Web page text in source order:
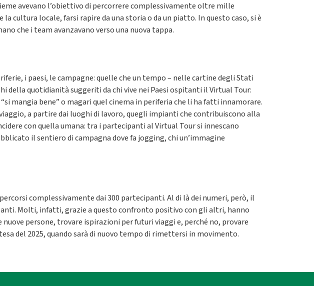
avevano l’obiettivo di percorrere complessivamente oltre mille
cultura locale, farsi rapire da una storia o da un piatto. In questo caso, si è
che i team avanzavano verso una nuova tappa.
i paesi, le campagne: quelle che un tempo – nelle cartine degli Stati
della quotidianità suggeriti da chi vive nei Paesi ospitanti il Virtual Tour:
mangia bene” o magari quel cinema in periferia che li ha fatti innamorare.
a partire dai luoghi di lavoro, quegli impianti che contribuiscono alla
con quella umana: tra i partecipanti al Virtual Tour si innescano
il sentiero di campagna dove fa jogging, chi un’immagine
complessivamente dai 300 partecipanti. Al di là dei numeri, però, il
Molti, infatti, grazie a questo confronto positivo con gli altri, hanno
persone, trovare ispirazioni per futuri viaggi e, perché no, provare
del 2025, quando sarà di nuovo tempo di rimettersi in movimento.